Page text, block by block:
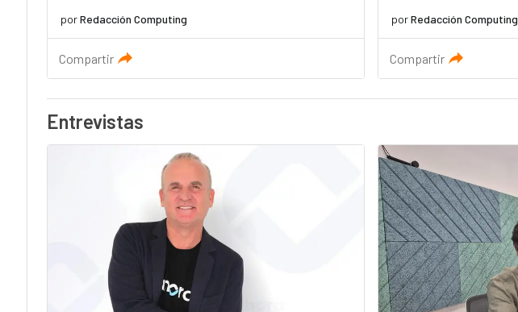
porRedacción Computing
Compartir
porRedacción Computing
Compartir
Entrevistas